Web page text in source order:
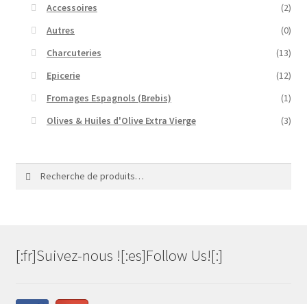
Accessoires
(2)
Autres
(0)
Charcuteries
(13)
Epicerie
(12)
Fromages Espagnols (Brebis)
(1)
Olives & Huiles d'Olive Extra Vierge
(3)
[:fr]Suivez-nous ![:es]Follow Us![:]